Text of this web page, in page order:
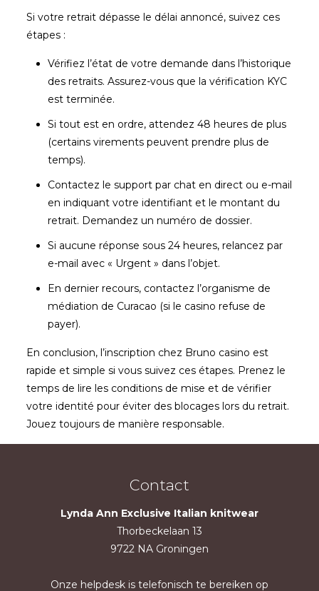
Si votre retrait dépasse le délai annoncé, suivez ces
étapes :
Vérifiez l’état de votre demande dans l’historique
des retraits. Assurez-vous que la vérification KYC
est terminée.
Si tout est en ordre, attendez 48 heures de plus
(certains virements peuvent prendre plus de
temps).
Contactez le support par chat en direct ou e-mail
en indiquant votre identifiant et le montant du
retrait. Demandez un numéro de dossier.
Si aucune réponse sous 24 heures, relancez par
e-mail avec « Urgent » dans l’objet.
En dernier recours, contactez l’organisme de
médiation de Curacao (si le casino refuse de
payer).
En conclusion, l’inscription chez Bruno casino est
rapide et simple si vous suivez ces étapes. Prenez le
temps de lire les conditions de mise et de vérifier
votre identité pour éviter des blocages lors du retrait.
Jouez toujours de manière responsable.
Contact
Lynda Ann Exclusive Italian knitwear
Thorbeckelaan 13
9722 NA Groningen
Onze helpdesk is telefonisch te bereiken op